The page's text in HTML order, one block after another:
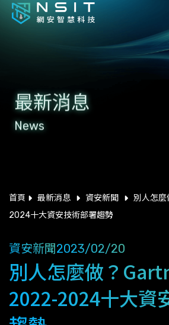
業服務
於網安智慧科技
絡我們
最新消息
News
首頁 最新消息 資安新聞
別人怎
2024十大資安技術部署趨勢
資安新聞2023/02/20
別人怎麼做？
2022-2024十大資